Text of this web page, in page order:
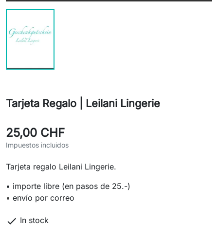
Tarjeta Regalo | Leilani Lingerie
25,00 CHF
Impuestos incluidos
Tarjeta regalo Leilani Lingerie.
• importe libre (en pasos de 25.-)
• envío por correo
 In stock